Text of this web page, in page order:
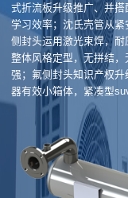
式折流板升级推广、并
学习效率；沈氏壳管从
侧封头运用激光束焊，
整体风格定型，无拼结
强；氟侧封头知识产权
器有效小箱体，紧凑型